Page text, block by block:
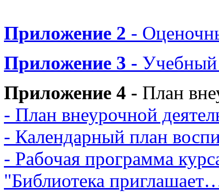
Приложение 2 -
Приложение 3 -
Приложение 4 - План
- План внеурочной
- Календарный план
- Рабочая программа
"Библиотека